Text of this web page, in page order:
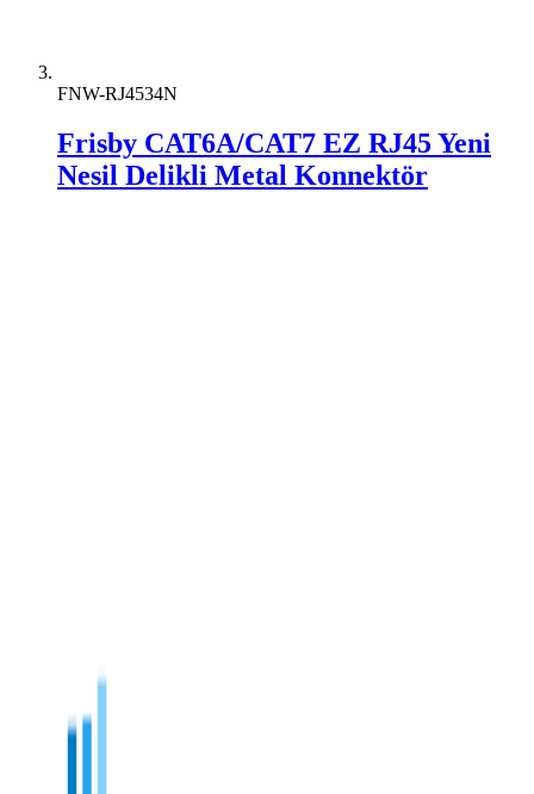
FNW-RJ4534N
Frisby CAT6A/CAT7 EZ RJ45 Yeni
Nesil Delikli Metal Konnektör